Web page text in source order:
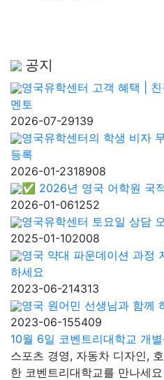
공지
영국유학센터 고객 혜택 |
멘토
2026-07-29139
영국유학센터의 학생 비자
등록
2026-01-2318908
✅ 2026년 영국 어학원 국
2026-01-061252
영국유학센터 토요일 상담
2025-01-102008
영국 약대 파운데이션 과정
하세요
2023-06-214313
영국 원어민 선생님과 함께
2023-06-155409
10월 6일 코벤트리대학교 개
스포츠 경영, 자동차 디자인,
한 코벤트리대학교를 만나세요